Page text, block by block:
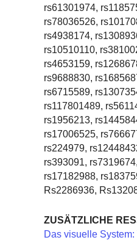
rs61301974,
rs78036526,
rs4938174,
rs10510110,
rs4653159,
rs9688830,
rs6715589,
rs117801489,
rs1956213,
rs17006525,
rs224979,
rs393091,
rs17182988,
Rs2286936,
ZUSÄTZLICHE
Das visuelle